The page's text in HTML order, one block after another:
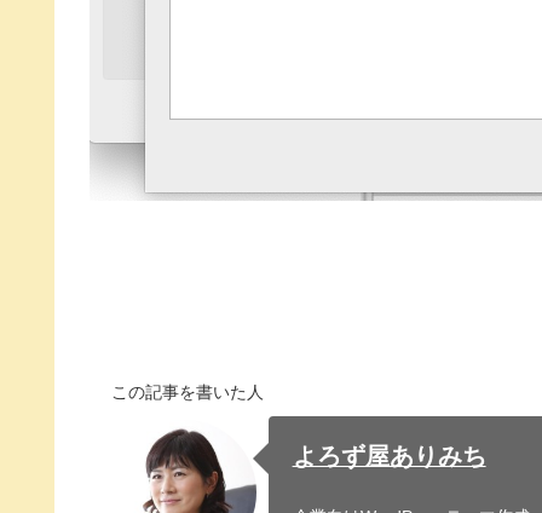
この記事を書いた人
よろず屋ありみち